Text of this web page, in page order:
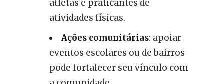
atletas e praticantes de
atividades físicas.
Ações comunitárias: apoiar
eventos escolares ou de bairros
pode fortalecer seu vínculo com